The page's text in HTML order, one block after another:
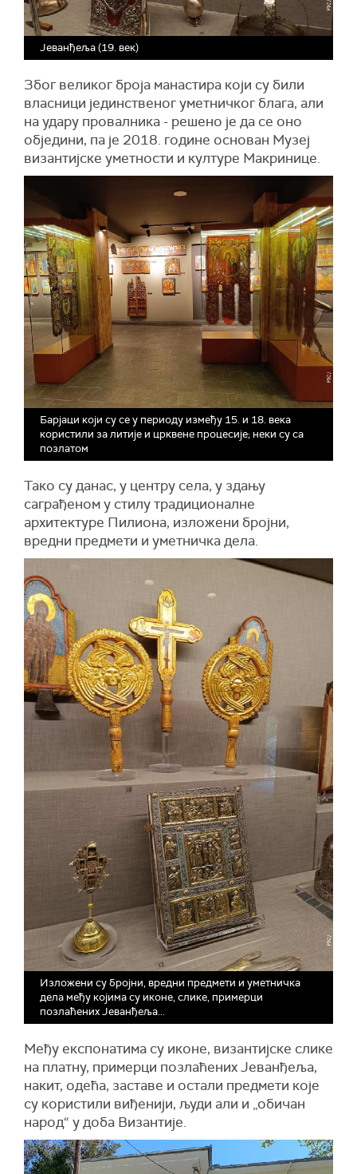
Јеванђеља (19. век)
Због великог броја манастира који су били
власници јединственог уметничког блага, али
на удару провалника - решено је да се оно
обједини, па је 2018. године основан Музеј
византијске уметности и културе Макринице.
Барјаци који су се у периоду између 15. и 18. века
користили за литије и црквене процесије; неки су са
позлатом
Тако су данас, у центру села, у здању
саграђеном у стилу традиционалне
архитектуре Пилиона, изложени бројни,
вредни предмети и уметничка дела.
Изложени су бројни, вредни предмети и уметничка
дела међу којима су иконе, слике, примерци
позлаћених Јеванђеља...
Међу експонатима су иконе, византијске слике
на платну, примерци позлаћених Јеванђеља,
накит, одећа, заставе и остали предмети које
су користили виђенији, људи али и „обичан
народ“ у доба Византије.